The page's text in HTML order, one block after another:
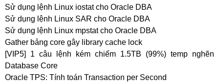
Sử dụng lệnh Linux iostat cho Oracle DBA
Sử dụng lệnh Linux SAR cho Oracle DBA
Sử dụng lệnh Linux mpstat cho Oracle DBA
Gather bảng core gây library cache lock
[VIP5] 1 câu lệnh kém chiếm 1.5TB (99%) temp nghẽn
Database Core
Oracle TPS: Tính toán Transaction per Second